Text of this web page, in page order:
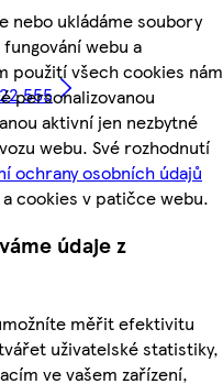
nebo ukládáme soubory
webu a
použití všech cookies nám
personalizovanou
aktivní jen nezbytné
webu. Své rozhodnutí
ochrany osobních údajů
cookies v patičce webu.
údaje z
měřit efektivitu
uživatelské statistiky,
ve vašem zařízení,
555